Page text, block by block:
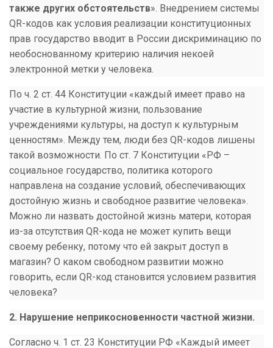
также других обстоятельств». Внедрением системы
QR-кодов как условия реализации конституционных
прав государство вводит в России дискриминацию по
необоснованному критерию наличия некоей
электронной метки у человека.
По ч. 2 ст. 44 Конституции «каждый имеет право на
участие в культурной жизни, пользование
учреждениями культуры, на доступ к культурным
ценностям». Между тем, люди без QR-кодов лишены
такой возможности. По ст. 7 Конституции «РФ –
социальное государство, политика которого
направлена на создание условий, обеспечивающих
достойную жизнь и свободное развитие человека».
Можно ли назвать достойной жизнь матери, которая
из-за отсутствия QR-кода не может купить вещи
своему ребенку, потому что ей закрыт доступ в
магазин? О каком свободном развитии можно
говорить, если QR-код становится условием развития
человека?
2. Нарушение неприкосновенности частной жизни.
Согласно ч. 1 ст. 23 Конституции РФ «Каждый имеет